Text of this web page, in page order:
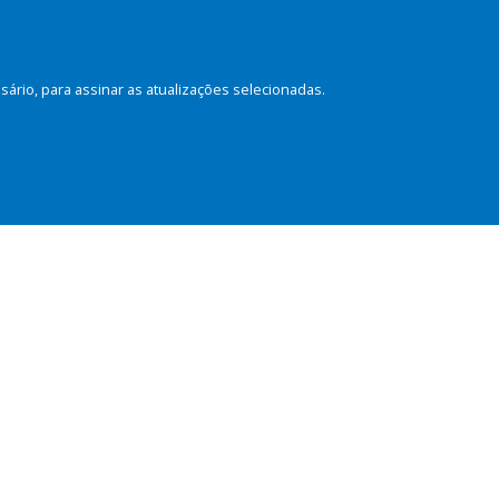
para assinar as atualizações selecionadas.